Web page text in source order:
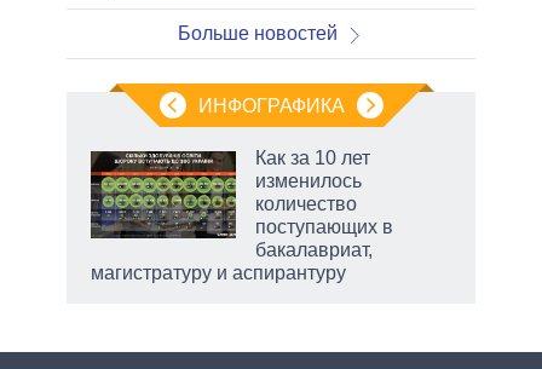
Больше новостей
ИНФОГРАФИКА
Как за 10 лет
изменилось
количество
поступающих в
бакалавриат,
магистратуру и аспирантуру